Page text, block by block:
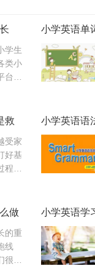
学生
类小
越
也
小学英语单
意了！
救
受家
好基
中
生
小学英语语
做
的重
线
久
小学英语学